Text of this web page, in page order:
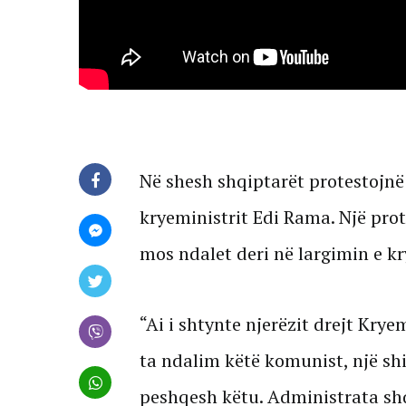
Në shesh shqiptarët
kryeministrit Edi Rama. Një
mos ndalet deri në largimin e
“Ai i shtynte njerëzit drejt
ta ndalim këtë komunist, një
peshqesh këtu. Administrata